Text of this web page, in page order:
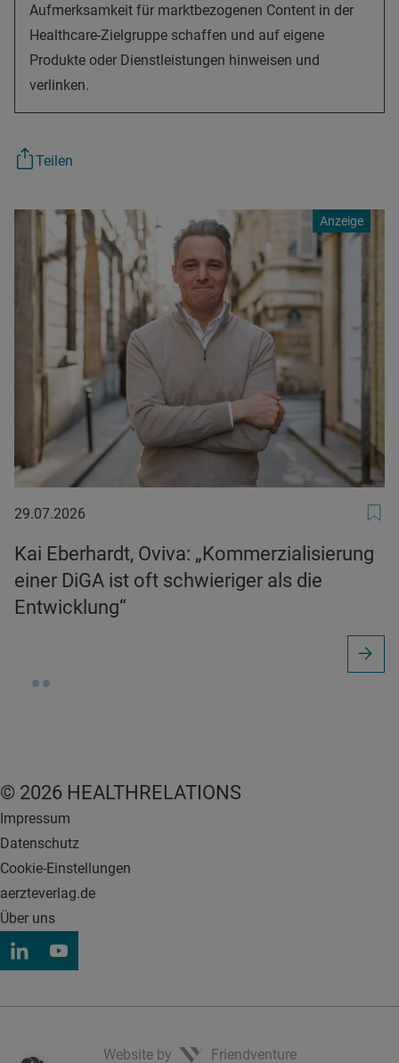
Aufmerksamkeit für marktbezogenen Content in der
Healthcare-Zielgruppe schaffen und auf eigene
Produkte oder Dienstleistungen hinweisen und
verlinken.
Teilen
Anzeige
29.07.2026
29.07.2026
Kai Eberhardt, Oviva: „Kommerzialisierung
einer DiGA ist oft schwieriger als die
Entwicklung“
© 2026 HEALTHRELATIONS
Impressum
Datenschutz
Cookie-Einstellungen
aerzteverlag.de
Über uns
Website by Friendventure